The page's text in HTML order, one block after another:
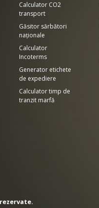
Calculator CO2
transport
Găsitor sărbători
naționale
Calculator
Incoterms
Generator etichete
de expediere
Calculator timp de
tranzit marfă